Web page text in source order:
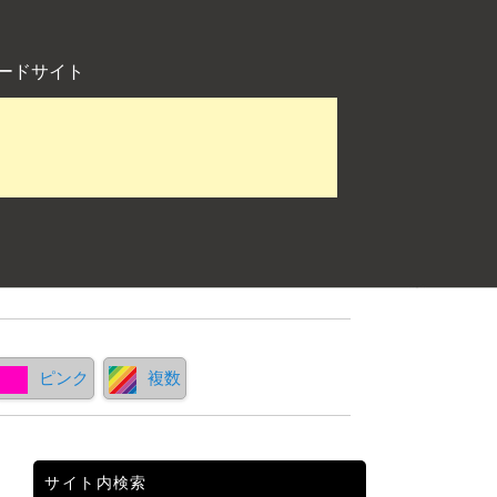
ドサイト
ピンク 複数
サイト内検索